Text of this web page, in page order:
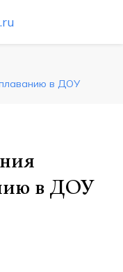
правильные
плаванию в ДОУ
в ДОУ